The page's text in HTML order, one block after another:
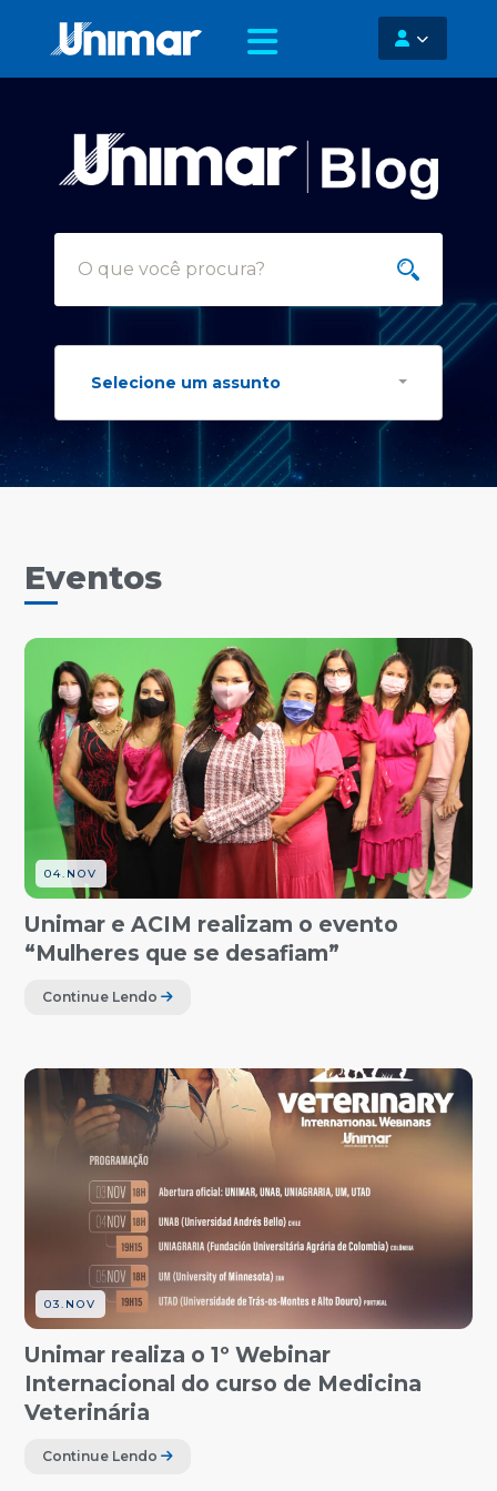
Selecione um assunto
Eventos
04.NOV
Unimar e ACIM realizam o evento
“Mulheres que se desafiam”
Continue Lendo
03.NOV
Unimar realiza o 1º Webinar
Internacional do curso de Medicina
Veterinária
Continue Lendo